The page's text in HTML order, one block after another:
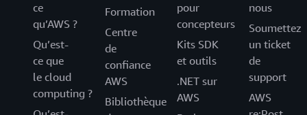
ce
qu’AWS ?
Qu’est-
ce que
le cloud
computing ?
Formation
Centre
de
confiance
AWS
Bibliothèque
pour
concepteurs
Kits SDK
et outils
.NET sur
AWS
nous
Soumettez
un ticket
de
support
AWS